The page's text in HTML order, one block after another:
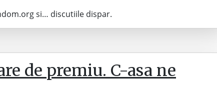
si… discutiile dispar.
de premiu. C-asa ne